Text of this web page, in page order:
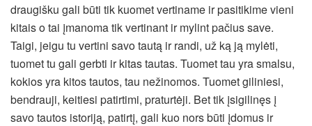
draugišku gali būti tik kuomet vertiname ir pasitikime vieni
kitais o tai įmanoma tik vertinant ir mylint pačius save.
Taigi, jeigu tu vertini savo tautą ir randi, už ką ją mylėti,
tuomet tu gali gerbti ir kitas tautas. Tuomet tau yra smalsu,
kokios yra kitos tautos, tau nežinomos. Tuomet giliniesi,
bendrauji, keitiesi patirtimi, praturtėji. Bet tik įsigilinęs į
savo tautos istoriją, patirtį, gali kuo nors būti įdomus ir